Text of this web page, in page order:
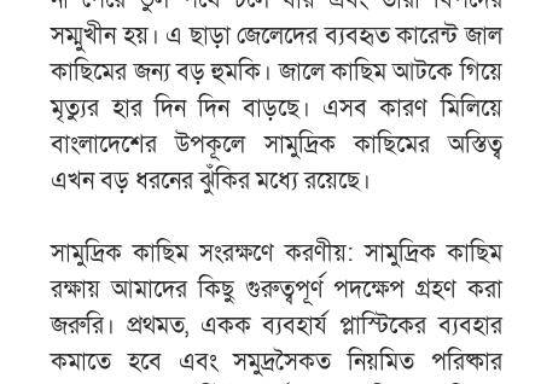
সম্মুখীন হয়। এ ছাড়া জেলেদের ব্যবহৃত কারেন্ট জাল
কাছিমের জন্য বড় হুমকি। জালে কাছিম আটকে গিয়ে
মৃত্যুর হার দিন দিন বাড়ছে। এসব কারণ মিলিয়ে
বাংলাদেশের উপকূলে সামুদ্রিক কাছিমের অস্তিত্ব
এখন বড় ধরনের ঝুঁকির মধ্যে রয়েছে।
সামুদ্রিক কাছিম সংরক্ষণে করণীয়: সামুদ্রিক কাছিম
রক্ষায় আমাদের কিছু গুরুত্বপূর্ণ পদক্ষেপ গ্রহণ করা
জরুরি। প্রথমত, একক ব্যবহার্য প্লাস্টিকের ব্যবহার
কমাতে হবে এবং সমুদ্রসৈকত নিয়মিত পরিষ্কার